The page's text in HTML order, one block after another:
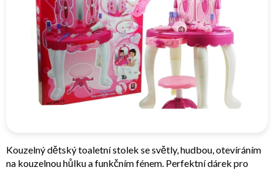
Kouzelný dětský toaletní stolek se světly, hudbou, otevíráním
na kouzelnou hůlku a funkčním fénem. Perfektní dárek pro